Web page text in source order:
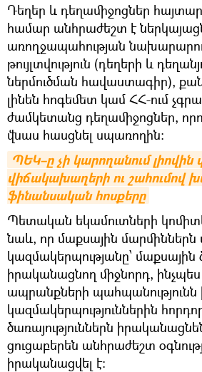
Դեղեր և դեղամիջոցներ
համար անհրաժեշտ է
առողջապահության
թույլտվություն (դեղերի և
ներմուծման հավաստագիր),
լինեն հոգեմետ կամ ՀՀ-ում
ժամկետանց դեղամիջոցներ,
վնաս հասցնել սպառողին։
ՊԵԿ–ը չի կարողանում լիովին
վիճակախաղերի ու շահումով
ֆինանսական հոսքերը
Պետական եկամուտների
նաև, որ մաքսային մարմիններն
կազմակերպությանը՝ մաքսային
իրականացնող միջնորդ,
ապրանքների
կազմակերպություններին
ծառայություններն
ցուցաբերեն անհրաժեշտ
իրականացվել է։